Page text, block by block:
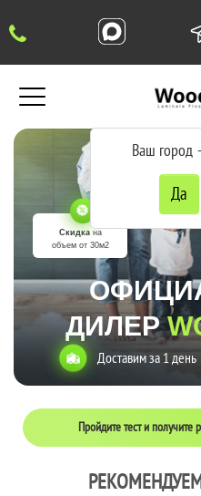
Ваш город
ДИЛЕР
Доставим за 1 день
Скидкана
объем от 30м2
Пройдите тест и получите
РЕКОМЕНДУЕМ